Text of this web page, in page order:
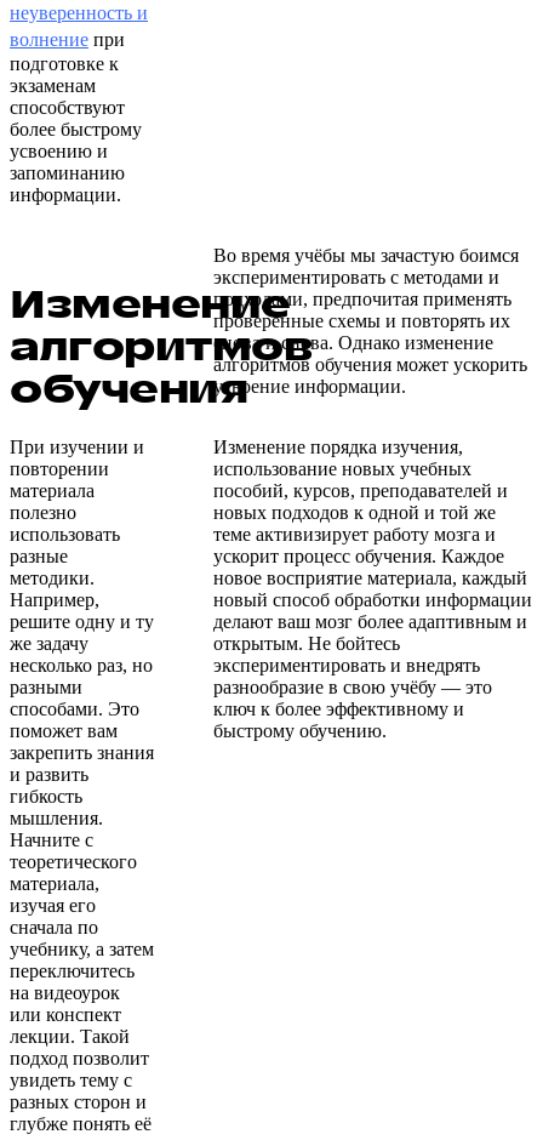
неуверенность и
волнение при
подготовке к
экзаменам
способствуют
более быстрому
усвоению и
запоминанию
информации.
Изменение
алгоритмов
обучения
Во время учёбы мы зачастую боимся
экспериментировать с методами и
подходами, предпочитая применять
проверенные схемы и повторять их
снова и снова. Однако изменение
алгоритмов обучения может ускорить
усвоение информации.
При изучении и
повторении
материала
полезно
использовать
разные
методики.
Например,
решите одну и ту
же задачу
несколько раз, но
разными
способами. Это
поможет вам
закрепить знания
и развить
гибкость
мышления.
Начните с
теоретического
материала,
изучая его
сначала по
учебнику, а затем
переключитесь
на видеоурок
или конспект
лекции. Такой
подход позволит
увидеть тему с
разных сторон и
глубже понять её
Изменение порядка изучения,
использование новых учебных
пособий, курсов, преподавателей и
новых подходов к одной и той же
теме активизирует работу мозга и
ускорит процесс обучения. Каждое
новое восприятие материала, каждый
новый способ обработки информации
делают ваш мозг более адаптивным и
открытым. Не бойтесь
экспериментировать и внедрять
разнообразие в свою учёбу — это
ключ к более эффективному и
быстрому обучению.